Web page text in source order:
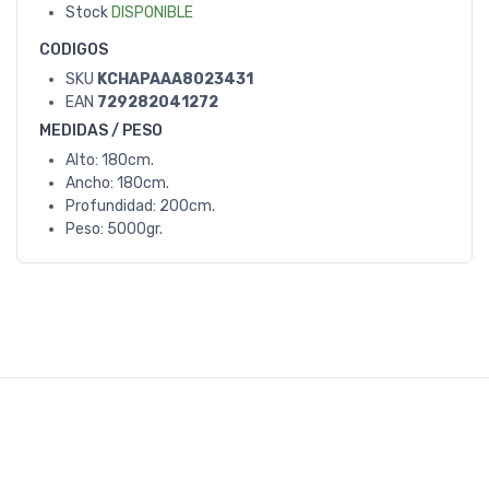
Stock DISPONIBLE
CODIGOS
SKU KCHAPAAA8023431
EAN 729282041272
MEDIDAS / PESO
Alto: 180cm.
Ancho: 180cm.
Profundidad: 200cm.
Peso: 5000gr.